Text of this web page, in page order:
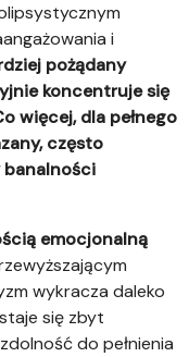
i
pożądany
koncentruje się
więcej, dla pełnego
często
banalności
emocjonalną
wykracza daleko
się zbyt
do pełnienia